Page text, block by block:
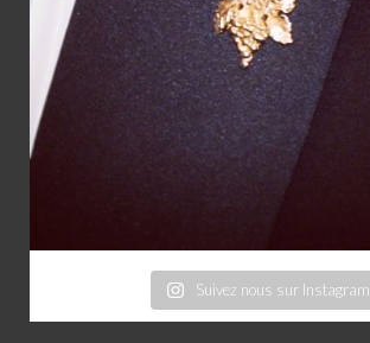
Suivez nous sur Instagram